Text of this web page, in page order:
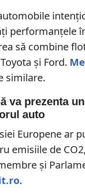
performanțele
să combine
și Ford.
similare.
va prezenta
auto
Europene ar
emisiile de
și